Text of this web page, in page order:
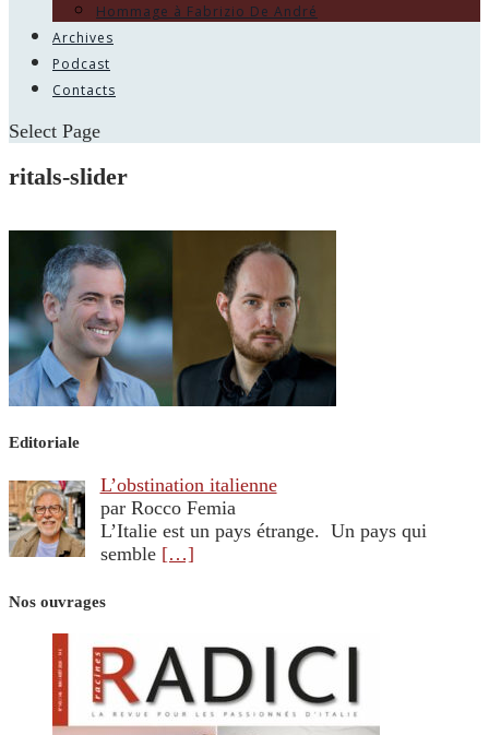
Hommage à Fabrizio De André
Archives
Podcast
Contacts
Select Page
ritals-slider
Editoriale
L’obstination italienne
par Rocco Femia
L’Italie est un pays étrange. Un pays qui
semble […]
Nos ouvrages